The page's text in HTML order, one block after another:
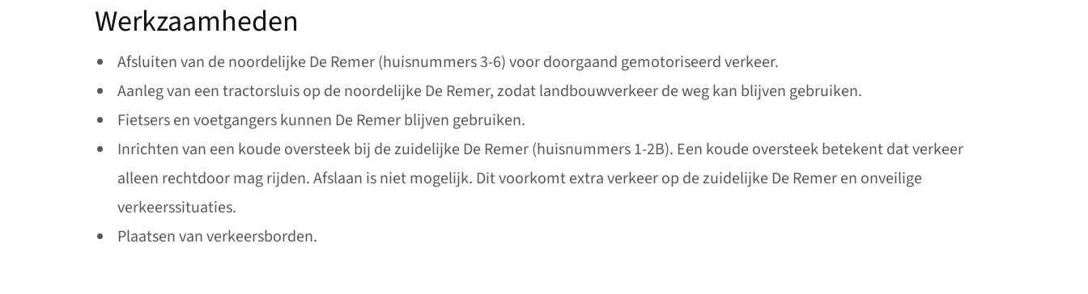
Werkzaamheden
Afsluiten van de noordelijke De Remer (huisnummers 3-6) voor doorgaand gemotoriseerd verkeer.
Aanleg van een tractorsluis op de noordelijke De Remer, zodat landbouwverkeer de weg kan blijven gebruiken.
Fietsers en voetgangers kunnen De Remer blijven gebruiken.
Inrichten van een koude oversteek bij de zuidelijke De Remer (huisnummers 1-2B). Een koude oversteek betekent dat verkeer
alleen rechtdoor mag rijden. Afslaan is niet mogelijk. Dit voorkomt extra verkeer op de zuidelijke De Remer en onveilige
verkeerssituaties.
Plaatsen van verkeersborden.